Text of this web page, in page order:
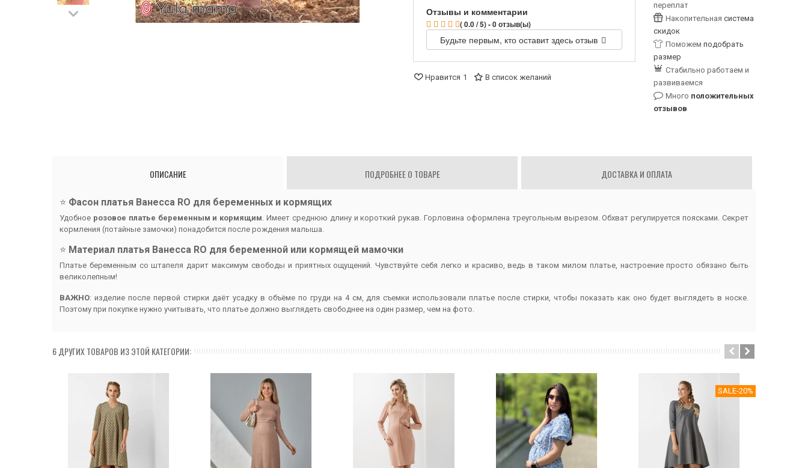
Отзывы и комментарии
( 0.0 / 5) - 0 отзыв(ы)
Будьте первым, кто оставит здесь отзыв
Нравится 1 В список желаний
переплат
Накопительная система
скидок
Поможем подобрать
размер
Стабильно работаем и
развиваемся
Много положительных
отзывов
ОПИСАНИЕ ПОДРОБНЕЕ О ТОВАРЕ ДОСТАВКА И ОПЛАТА
⭐️ Фасон платья Ванесса RO для беременных и кормящих
Удобное розовое платье беременным и кормящим. Имеет среднюю длину и короткий рукав. Горловина оформлена треугольным вырезом. Обхват регулируется поясками. Секрет
кормления (потайные замочки) понадобится после рождения малыша.
⭐️ Материал платья Ванесса RO для беременной или кормящей мамочки
Платье беременным со штапеля дарит максимум свободы и приятных ощущений. Чувствуйте себя легко и красиво, ведь в таком милом платье, настроение просто обязано быть
великолепным!
ВАЖНО: изделие после первой стирки даёт усадку в объёме по груди на 4 см, для съемки использовали платье после стирки, чтобы показать как оно будет выглядеть в носке.
Поэтому при покупке нужно учитывать, что платье должно выглядеть свободнее на один размер, чем на фото.
6 ДРУГИХ ТОВАРОВ ИЗ ЭТОЙ КАТЕГОРИИ:
SALE-20%